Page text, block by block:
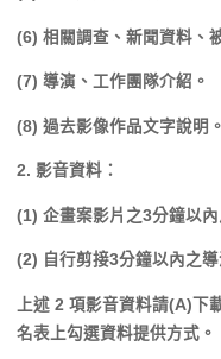
(6) 相關調查、新聞資料、
(7) 導演、工作團隊介紹。
(8) 過去影像作品文字說明。
2. 影音資料：
(1) 企畫案影片之3分鐘以
(2) 自行剪接3分鐘以內之導
上述 2 項影音資料請(A)下
名表上勾選資料提供方式。